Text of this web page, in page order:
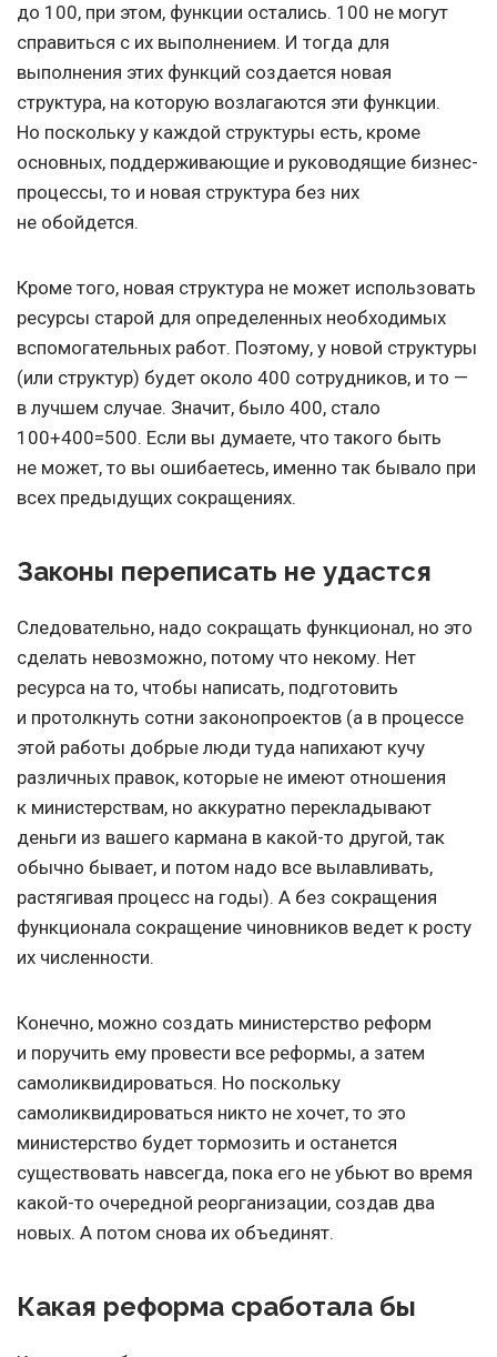
до 100, при этом, функции остались. 100 не могут
справиться с их выполнением. И тогда для
выполнения этих функций создается новая
структура, на которую возлагаются эти функции.
Но поскольку у каждой структуры есть, кроме
основных, поддерживающие и руководящие бизнес-
процессы, то и новая структура без них
не обойдется.
Кроме того, новая структура не может использовать
ресурсы старой для определенных необходимых
вспомогательных работ. Поэтому, у новой структуры
(или структур) будет около 400 сотрудников, и то —
в лучшем случае. Значит, было 400, стало
100+400=500. Если вы думаете, что такого быть
не может, то вы ошибаетесь, именно так бывало при
всех предыдущих сокращениях.
Законы переписать не удастся
Следовательно, надо сокращать функционал, но это
сделать невозможно, потому что некому. Нет
ресурса на то, чтобы написать, подготовить
и протолкнуть сотни законопроектов (а в процессе
этой работы добрые люди туда напихают кучу
различных правок, которые не имеют отношения
к министерствам, но аккуратно перекладывают
деньги из вашего кармана в какой-то другой, так
обычно бывает, и потом надо все вылавливать,
растягивая процесс на годы). А без сокращения
функционала сокращение чиновников ведет к росту
их численности.
Конечно, можно создать министерство реформ
и поручить ему провести все реформы, а затем
самоликвидироваться. Но поскольку
самоликвидироваться никто не хочет, то это
министерство будет тормозить и останется
существовать навсегда, пока его не убьют во время
какой-то очередной реорганизации, создав два
новых. А потом снова их объединят.
Какая реформа сработала бы